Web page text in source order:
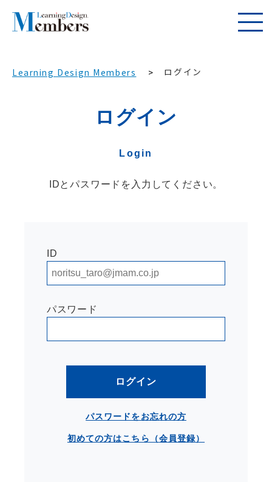
Learning Design Members ログイン
ログイン
Login
IDとパスワードを入力してください。
ID
パスワード
ログイン
パスワードをお忘れの方
初めての方はこちら（会員登録）